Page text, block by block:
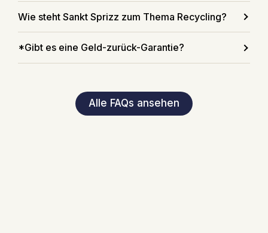
Wie steht Sankt Sprizz zum Thema Recycling?
*Gibt es eine Geld-zurück-Garantie?
Alle FAQs ansehen